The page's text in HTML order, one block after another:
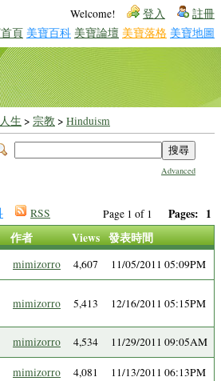
Welcome! 登入 註冊
頁 美寶百科 美寶論壇 美寶落格 美寶地圖
人生 > 宗教 > Hinduism
Advanced
Page 1 of 1 Pages: 1
RSS
作者 Views 發表時間
mimizorro 4,607 11/05/2011 05:09PM
mimizorro 5,413 12/16/2011 05:15PM
mimizorro 4,534 11/29/2011 09:05AM
mimizorro 4,081 11/13/2011 06:13PM